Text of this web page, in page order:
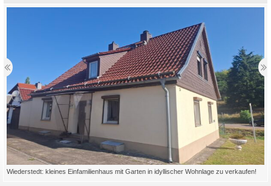
Wiederstedt: kleines Einfamilienhaus mit Garten in idyllischer Wohnlage zu verkaufen!